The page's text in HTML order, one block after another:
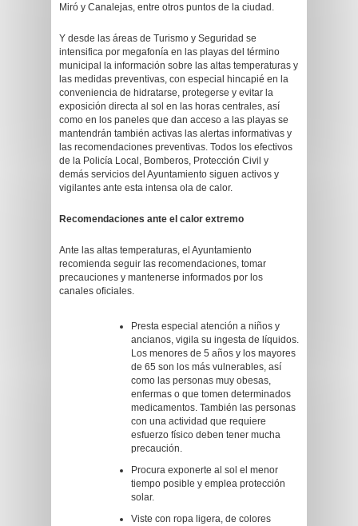
Miró y Canalejas, entre otros puntos de la ciudad.
Y desde las áreas de Turismo y Seguridad se
intensifica por megafonía en las playas del término
municipal la información sobre las altas temperaturas y
las medidas preventivas, con especial hincapié en la
conveniencia de hidratarse, protegerse y evitar la
exposición directa al sol en las horas centrales, así
como en los paneles que dan acceso a las playas se
mantendrán también activas las alertas informativas y
las recomendaciones preventivas. Todos los efectivos
de la Policía Local, Bomberos, Protección Civil y
demás servicios del Ayuntamiento siguen activos y
vigilantes ante esta intensa ola de calor.
Recomendaciones ante el calor extremo
Ante las altas temperaturas, el Ayuntamiento
recomienda seguir las recomendaciones, tomar
precauciones y mantenerse informados por los
canales oficiales.
Presta especial atención a niños y
ancianos, vigila su ingesta de líquidos.
Los menores de 5 años y los mayores
de 65 son los más vulnerables, así
como las personas muy obesas,
enfermas o que tomen determinados
medicamentos. También las personas
con una actividad que requiere
esfuerzo físico deben tener mucha
precaución.
Procura exponerte al sol el menor
tiempo posible y emplea protección
solar.
Viste con ropa ligera, de colores